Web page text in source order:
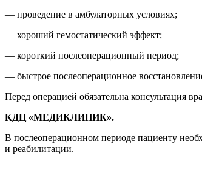
— проведение в амбулаторных условиях;
— хороший гемостатический эффект;
— короткий послеоперационный период;
— быстрое послеоперационное
Перед операцией обязательна консультация
КДЦ «МЕДИКЛИНИК».
В послеоперационном периоде пациенту
и реабилитации.